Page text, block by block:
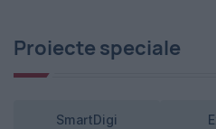
Proiecte speciale
SmartDigi